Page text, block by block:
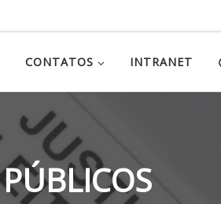
CONTATOS INTRANET